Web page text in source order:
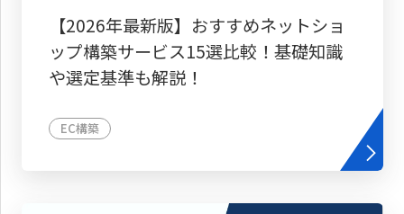
【2026年最新版】おすすめネットショ
ップ構築サービス15選比較！基礎知識
や選定基準も解説！
EC構築